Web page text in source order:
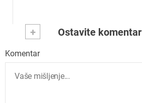
+ Ostavite komentar
Komentar